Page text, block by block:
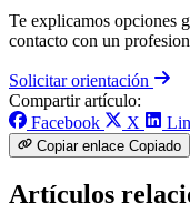
Te explicamos opciones
contacto con un
Solicitar orientación
Compartir artículo:
Facebook
X
Copiar enlace Copiado
Artículos